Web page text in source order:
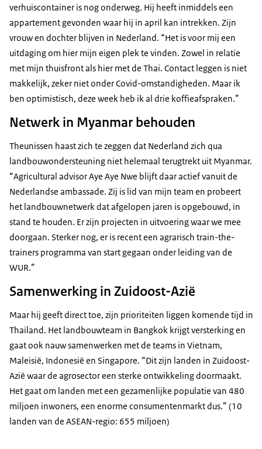
verhuiscontainer is nog onderweg. Hij heeft inmiddels een
appartement gevonden waar hij in april kan intrekken. Zijn
vrouw en dochter blijven in Nederland. “Het is voor mij een
uitdaging om hier mijn eigen plek te vinden. Zowel in relatie
met mijn thuisfront als hier met de Thai. Contact leggen is niet
makkelijk, zeker niet onder Covid-omstandigheden. Maar ik
ben optimistisch, deze week heb ik al drie koffieafspraken.”
Netwerk in Myanmar behouden
Theunissen haast zich te zeggen dat Nederland zich qua
landbouwondersteuning niet helemaal terugtrekt uit Myanmar.
“Agricultural advisorAye Aye Nwe blijft daar actief vanuit de
Nederlandse ambassade. Zij is lid van mijn team en probeert
het landbouwnetwerk dat afgelopen jaren is opgebouwd, in
stand te houden. Er zijn projecten in uitvoering waar we mee
doorgaan. Sterker nog, er is recent een agrarisch train-the-
trainers programma van start gegaan onder leiding van de
WUR.”
Samenwerking in Zuidoost-Azië
Maar hij geeft direct toe, zijn prioriteiten liggen komende tijd in
Thailand. Het landbouwteam in Bangkok krijgt versterking en
gaat ook nauw samenwerken met de teams in Vietnam,
Maleisië, Indonesië en Singapore. “Dit zijn landen in Zuidoost-
Azië waar de agrosector een sterke ontwikkeling doormaakt.
Het gaat om landen met een gezamenlijke populatie van 480
miljoen inwoners, een enorme consumentenmarkt dus.” (10
landen van de ASEAN-regio: 655 miljoen)